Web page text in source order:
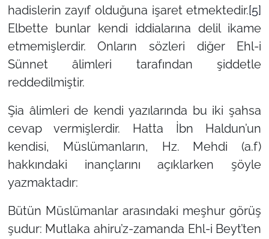
hadislerin zayıf olduğuna işaret etmektedir.[5]
Elbette bunlar kendi iddialarına delil ikame
etmemişlerdir. Onların sözleri diğer Ehl-i
Sünnet âlimleri tarafından şiddetle
reddedilmiştir.
Şia âlimleri de kendi yazılarında bu iki şahsa
cevap vermişlerdir. Hatta İbn Haldun’un
kendisi, Müslümanların, Hz. Mehdi (a.f)
hakkındaki inançlarını açıklarken şöyle
yazmaktadır:
Bütün Müslümanlar arasındaki meşhur görüş
şudur: Mutlaka ahiru’z-zamanda Ehl-i Beyt’ten